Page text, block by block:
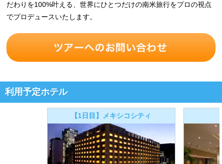
だわりを100%叶える、世界にひとつだけの南米旅行をプロの視点
でプロデュースいたします。
利用予定ホテル
【1日目】メキシコシティ